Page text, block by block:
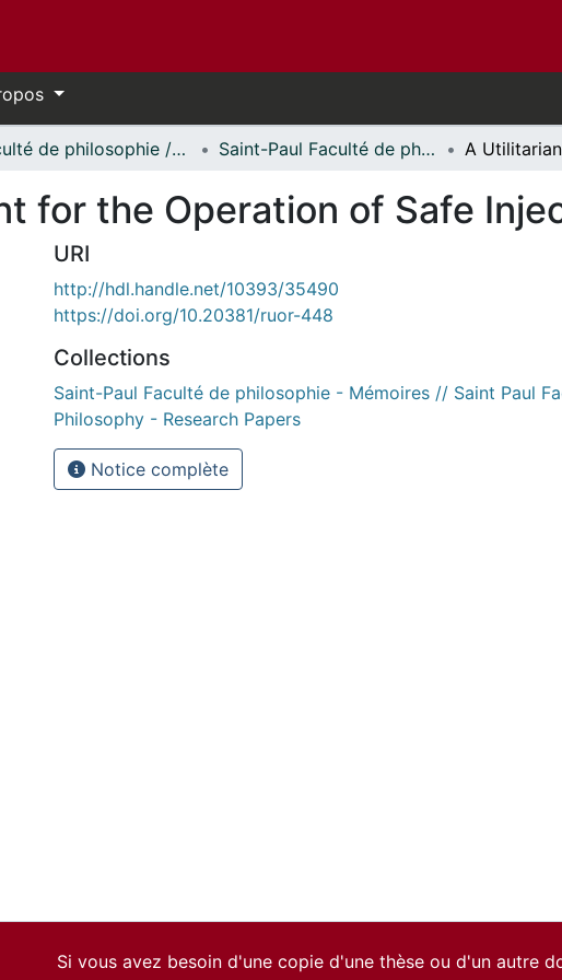
Faculté de philosophie // Faculty of Philosophy Saint-Paul Faculté de philosophie - Mémoires // Saint Paul Faculty of Philosophy - Research Papers
for the Operation of Safe
URI
http://hdl.handle.net/10393/35490
https://doi.org/10.20381/ruor-448
Collections
Saint-Paul Faculté de philosophie - Mémoires // Saint Paul
Philosophy - Research Papers
Notice complète
Si vous avez besoin d'une copie d'une thèse ou d'un autre